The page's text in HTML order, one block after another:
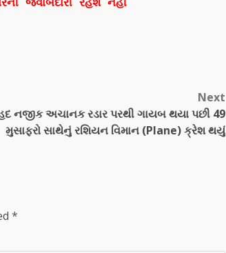
Next
નજીક અચાનક રડાર પરથી ગાયબ થયા પછી 49
મુસાફરો સાથેનું રશિયન વિમાન (Plane) ક્રેશ થયું
*